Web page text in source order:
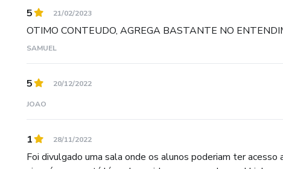
5 21/02/2023
OTIMO CONTEUDO, AGREGA BASTANTE NO
SAMUEL
5 20/12/2022
JOAO
1 28/11/2022
Foi divulgado uma sala onde os alunos poderiam ter